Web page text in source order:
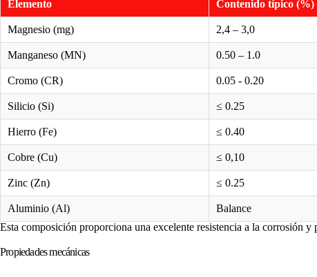
Elemento Contenido típico (%)
Magnesio (mg) 2,4 – 3,0
Manganeso (MN) 0.50 – 1.0
Cromo (CR) 0.05 - 0.20
Silicio (Si) ≤ 0.25
Hierro (Fe) ≤ 0.40
Cobre (Cu) ≤ 0,10
Zinc (Zn) ≤ 0.25
Aluminio (Al)
Balance
Esta composición proporciona una excelente resistencia a la corrosión y
Propiedades mecánicas